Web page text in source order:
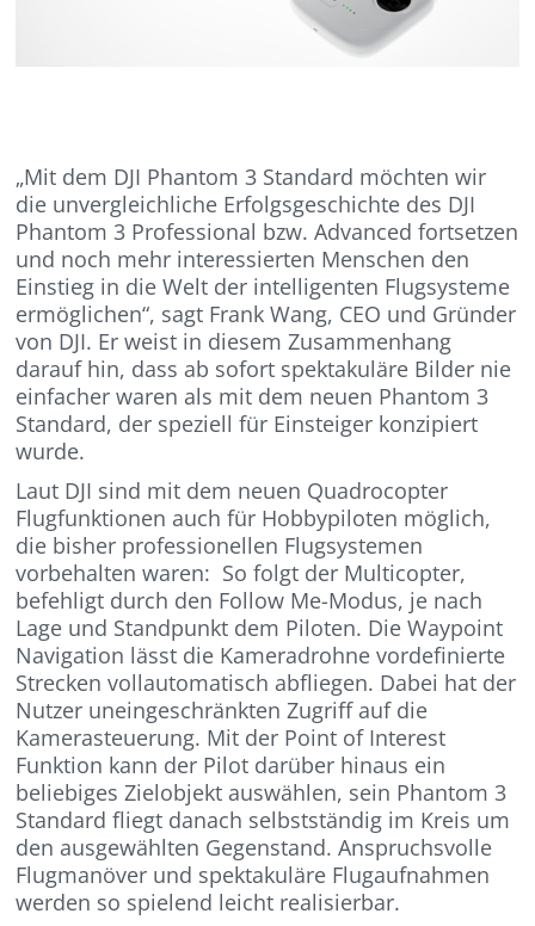
„Mit dem DJI Phantom 3 Standard möchten wir
die unvergleichliche Erfolgsgeschichte des DJI
Phantom 3 Professional bzw. Advanced fortsetzen
und noch mehr interessierten Menschen den
Einstieg in die Welt der intelligenten Flugsysteme
ermöglichen“, sagt Frank Wang, CEO und Gründer
von DJI. Er weist in diesem Zusammenhang
darauf hin, dass ab sofort spektakuläre Bilder nie
einfacher waren als mit dem neuen Phantom 3
Standard, der speziell für Einsteiger konzipiert
wurde.
Laut DJI sind mit dem neuen Quadrocopter
Flugfunktionen auch für Hobbypiloten möglich,
die bisher professionellen Flugsystemen
vorbehalten waren: So folgt der Multicopter,
befehligt durch den Follow Me-Modus, je nach
Lage und Standpunkt dem Piloten. Die Waypoint
Navigation lässt die Kameradrohne vordefinierte
Strecken vollautomatisch abfliegen. Dabei hat der
Nutzer uneingeschränkten Zugriff auf die
Kamerasteuerung. Mit der Point of Interest
Funktion kann der Pilot darüber hinaus ein
beliebiges Zielobjekt auswählen, sein Phantom 3
Standard fliegt danach selbstständig im Kreis um
den ausgewählten Gegenstand. Anspruchsvolle
Flugmanöver und spektakuläre Flugaufnahmen
werden so spielend leicht realisierbar.